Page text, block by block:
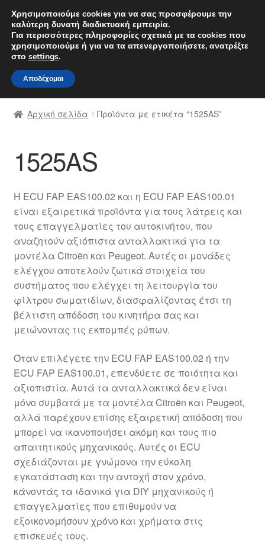
ΑΠΟΣΤΟΛΗ από 7 EUR
Δευτέρα-Παρ. 9 π.μ. - 4 μ.μ.
Απευθείας
μετάβαση
στην
πλοήγηση
Μετάβαση
σε
περιεχόμενο
Αρχική
Διαδικασία Παραπόνων
Επικοινωνία
Μεταφορά
Ο λογαριασμός μου
Ολοκλήρωση αγοράς
Οροι και Προϋποθέσεις
Παράπονα
πληρωμές
Πολιτική Απορρήτου
Σχετικά με εμάς
Αρχική σελίδα Προϊόντα με ετικέτα “1525AS”
1525AS
Η ECU FAP EAS100.02 και η ECU FAP EAS100.01
είναι εξαιρετικά προϊόντα για τους λάτρεις και
τους επαγγελματίες του αυτοκινήτου, που
αναζητούν αξιόπιστα ανταλλακτικά για τα
μοντέλα Citroën και Peugeot. Αυτές οι μονάδες
ελέγχου αποτελούν ζωτικά στοιχεία του
συστήματος που ελέγχει τη λειτουργία του
φίλτρου σωματιδίων, διασφαλίζοντας έτσι τη
βέλτιστη απόδοση του κινητήρα σας και
μειώνοντας τις εκπομπές ρύπων.
Όταν επιλέγετε την ECU FAP EAS100.02 ή την
ECU FAP EAS100.01, επενδύετε σε ποιότητα και
αξιοπιστία. Αυτά τα ανταλλακτικά δεν είναι
μόνο συμβατά με τα μοντέλα Citroën και Peugeot,
αλλά παρέχουν επίσης εξαιρετική απόδοση που
μπορεί να ικανοποιήσει ακόμη και τους πιο
απαιτητικούς μηχανικούς. Αυτές οι ECU
σχεδιάζονται με γνώμονα την εύκολη
εγκατάσταση και την αντοχή στον χρόνο,
κάνοντάς τα ιδανικά για DIY μηχανικούς ή
επαγγελματίες που επιθυμούν να
εξοικονομήσουν χρόνο και χρήματα στις
επισκευές τους.
Χρησιμοποιούμε cookies για να σας προσφέρουμε την
καλύτερη δυνατή διαδικτυακή εμπειρία.
Για περισσότερες πληροφορίες σχετικά με τα cookies που
χρησιμοποιούμε ή για να τα απενεργοποιήσετε, ανατρέξτε
στο settings.
Αποδέχομαι